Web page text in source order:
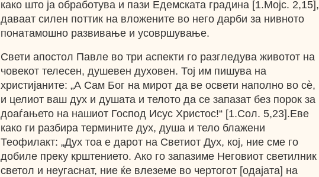
како што ја обработува и пази Едемската градина [1.Мојс. 2,15],
даваат силен поттик на вложените во него дарби за нивното
понатамошно развивање и усовршување.
Свети апостол Павле во три аспекти го разгледува животот на
човекот телесен, душевен духовен. Тој им пишува на
христијаните: „А Сам Бог на мирот да ве освети наполно во сѐ,
и целиот ваш дух и душата и телото да се запазат без порок за
доаѓањето на нашиот Господ Исус Христос!“ [1.Сол. 5,23].Еве
како ги разбира термините дух, душа и тело блажени
Теофилакт: „Дух тоа е дарот на Светиот Дух, кој, ние сме го
добиле преку крштението. Ако го запазиме Неговиот светилник
светол и неугаснат, ние ќе влеземе во чертогот [одајата] на